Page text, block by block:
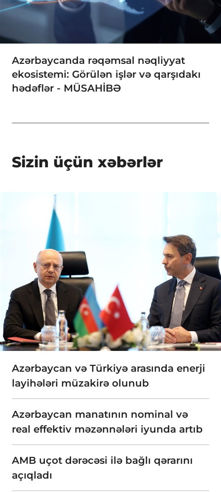
Azərbaycanda rəqəmsal nəqliyyat
ekosistemi: Görülən işlər və qarşıdakı
hədəflər - MÜSAHİBƏ
Sizin üçün xəbərlər
Azərbaycan və Türkiyə arasında enerji
layihələri müzakirə olunub
Azərbaycan manatının nominal və
real effektiv məzənnələri iyunda artıb
AMB uçot dərəcəsi ilə bağlı qərarını
açıqladı